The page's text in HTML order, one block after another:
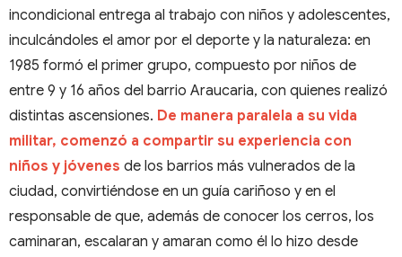
incondicional entrega al trabajo con niños y adolescentes,
inculcándoles el amor por el deporte y la naturaleza: en
1985 formó el primer grupo, compuesto por niños de
entre 9 y 16 años del barrio Araucaria, con quienes realizó
distintas ascensiones. De manera paralela a su vida
militar, comenzó a compartir su experiencia con
niños y jóvenes de los barrios más vulnerados de la
ciudad, convirtiéndose en un guía cariñoso y en el
responsable de que, además de conocer los cerros, los
caminaran, escalaran y amaran como él lo hizo desde